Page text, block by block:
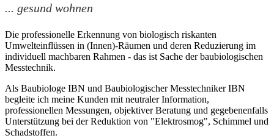
... gesund wohnen
Die professionelle Erkennung von biologisch riskanten
Umwelteinflüssen in (Innen)-Räumen und deren Reduzierung im
individuell machbaren Rahmen - das ist Sache derbaubiologischen
Messtechnik.
Als Baubiologe IBN und Baubiologischer Messtechniker IBN
begleite ich meine Kunden mit neutralerInformation,
professionellen Messungen, objektiverBeratung und gegebenenfalls
Unterstützung bei der Reduktion von "Elektrosmog", Schimmel und
Schadstoffen.